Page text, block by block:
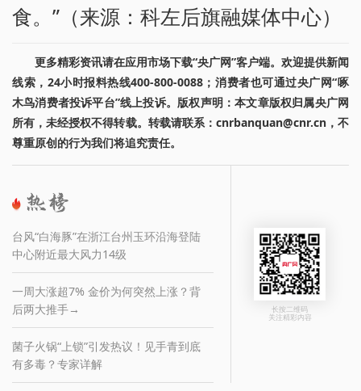
食。”（来源：科左后旗融媒体中心）
更多精彩资讯请在应用市场下载“央广网”客户端。欢迎提供新闻
线索，24小时报料热线400-800-0088；消费者也可通过央广网“啄
木鸟消费者投诉平台”线上投诉。版权声明：本文章版权归属央广网
所有，未经授权不得转载。转载请联系：cnrbanquan@cnr.cn，不
尊重原创的行为我们将追究责任。
台风“白海豚”在浙江台州玉环沿海登陆
中心附近最大风力14级
一周大涨超7% 金价为何突然上涨？背
后两大推手→
菌子火锅“上锁”引发热议！见手青到底
有多毒？专家详解
长按二维码
关注精彩内容